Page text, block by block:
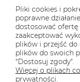
E-
Pliki cookies i
poprawne
dostosować ofertę
zaakceptować
plików i przejść do
plików do swoich
"Dostosuj zgody".
Więcej o plikach
prywatności.